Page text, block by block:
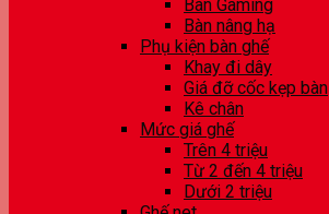
Bàn Gaming
Bàn nâng hạ
Phụ kiện bàn ghế
Khay đi dây
Giá đỡ cốc kẹp bàn
Kê chân
Mức giá ghế
Trên 4 triệu
Từ 2 đến 4 triệu
Dưới 2 triệu